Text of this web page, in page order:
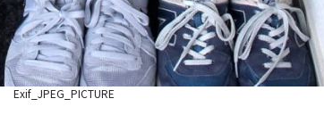
Exif_JPEG_PICTURE